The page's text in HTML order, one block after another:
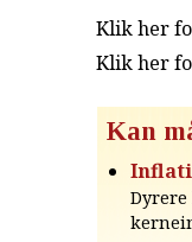
Klik her
Klik her
Kan